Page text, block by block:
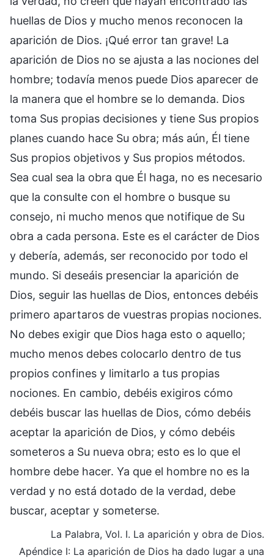
huellas de Dios y mucho menos reconocen la
aparición de Dios. ¡Qué error tan grave! La
aparición de Dios no se ajusta a las nociones del
hombre; todavía menos puede Dios aparecer de
la manera que el hombre se lo demanda. Dios
toma Sus propias decisiones y tiene Sus propios
planes cuando hace Su obra; más aún, Él tiene
Sus propios objetivos y Sus propios métodos.
Sea cual sea la obra que Él haga, no es necesario
que la consulte con el hombre o busque su
consejo, ni mucho menos que notifique de Su
obra a cada persona. Este es el carácter de Dios
y debería, además, ser reconocido por todo el
mundo. Si deseáis presenciar la aparición de
Dios, seguir las huellas de Dios, entonces debéis
primero apartaros de vuestras propias nociones.
No debes exigir que Dios haga esto o aquello;
mucho menos debes colocarlo dentro de tus
propios confines y limitarlo a tus propias
nociones. En cambio, debéis exigiros cómo
debéis buscar las huellas de Dios, cómo debéis
aceptar la aparición de Dios, y cómo debéis
someteros a Su nueva obra; esto es lo que el
hombre debe hacer. Ya que el hombre no es la
verdad y no está dotado de la verdad, debe
buscar, aceptar y someterse.
La Palabra, Vol. I. La aparición y obra de Dios.
Apéndice I: La aparición de Dios ha dado lugar a una